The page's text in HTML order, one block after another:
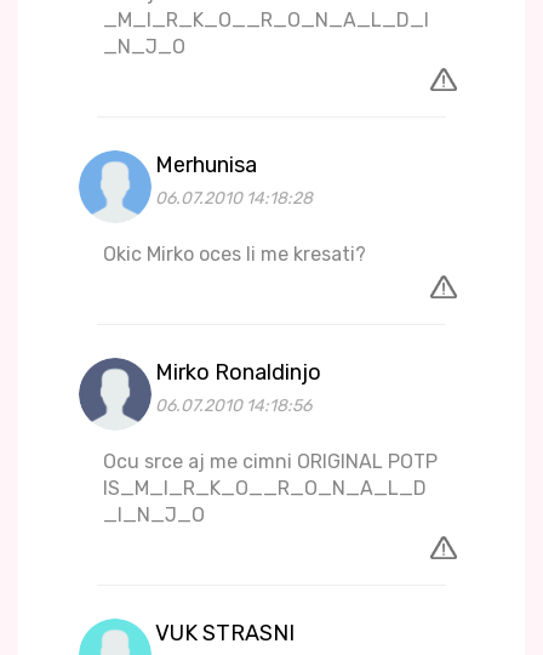
_M_I_R_K_O__R_O_N_A_L_D_I
_N_J_O
Merhunisa
06.07.2010 14:18:28
Okic Mirko oces li me kresati?
Mirko Ronaldinjo
06.07.2010 14:18:56
Ocu srce aj me cimni ORIGINAL POTP
IS_M_I_R_K_O__R_O_N_A_L_D
_I_N_J_O
VUK STRASNI